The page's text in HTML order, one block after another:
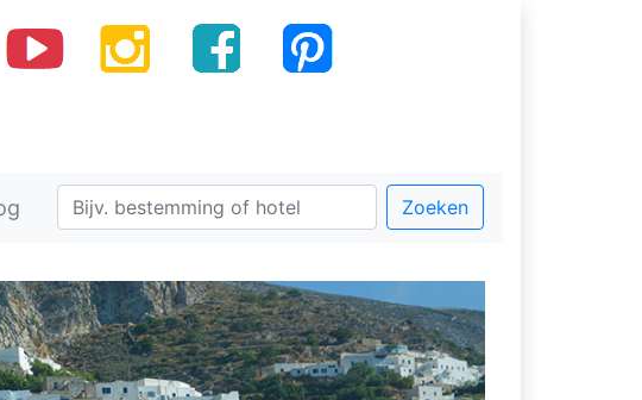
Zoeken